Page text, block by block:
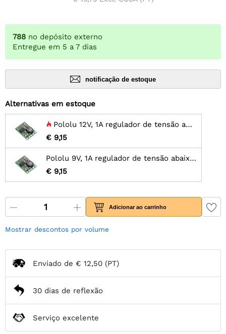
788 no depósito externo
Entregue em 5 a 7 dias
notificação de estoque
Alternativas em estoque
Pololu 12V, 1A regulador de tensão abaixador D24V10F12
€ 9,15
Pololu 9V, 1A regulador de tensão abaixador D24V10F9
€ 9,15
Adicionar ao carrinho
Mostrar descontos por volume
Enviado de € 12,50 (PT)
30 dias de reflexão
Serviço excelente